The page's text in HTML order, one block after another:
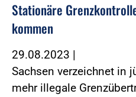
Stationäre
kommen
29.08.2023 |
Sachsen verzeichnet in
mehr illegale